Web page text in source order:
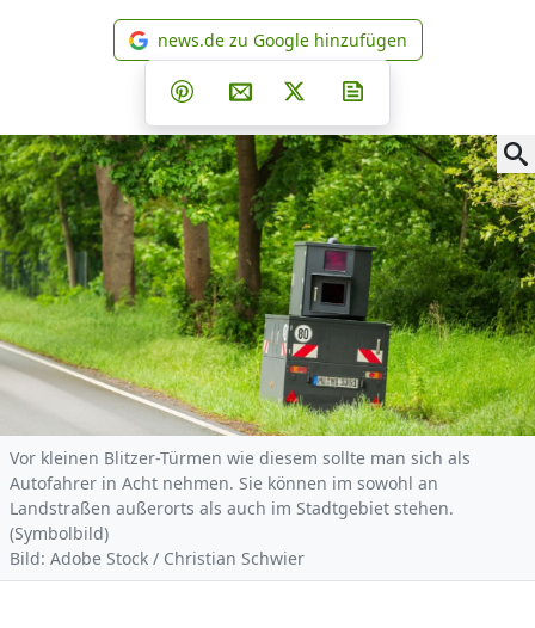
news.de zu Google
news.de zu Google hinzufügen
Teilen auf Facebook
Teilen auf Whatsapp
Teilen auf Telegram
Teilen auf Pinterest
Per E-Mail teilen
Post auf X
Vor kleinen Blitzer-Türmen wie diesem sollte man sich als
Autofahrer in Acht nehmen. Sie können im sowohl an
Landstraßen außerorts als auch im Stadtgebiet stehen.
(Symbolbild)
Bild: Adobe Stock / Christian Schwier